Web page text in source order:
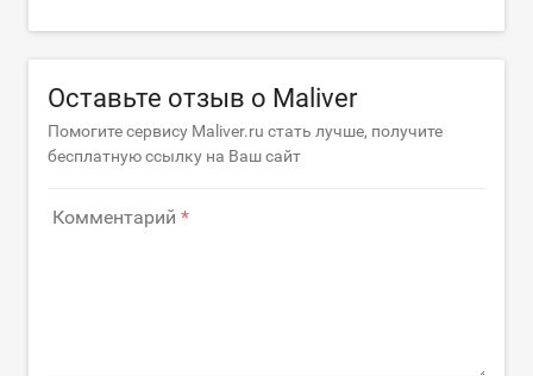
Оставьте отзыв о Maliver
Помогите сервису Maliver.ru стать лучше, получите
бесплатную ссылку на Ваш сайт
Комментарий